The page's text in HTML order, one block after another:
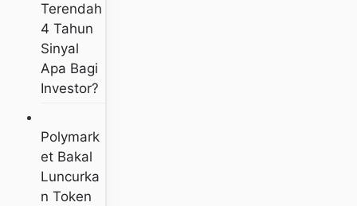
Terendah
4 Tahun
Sinyal
Apa Bagi
Investor?
Polymark
Et Bakal
Luncurka
N Token